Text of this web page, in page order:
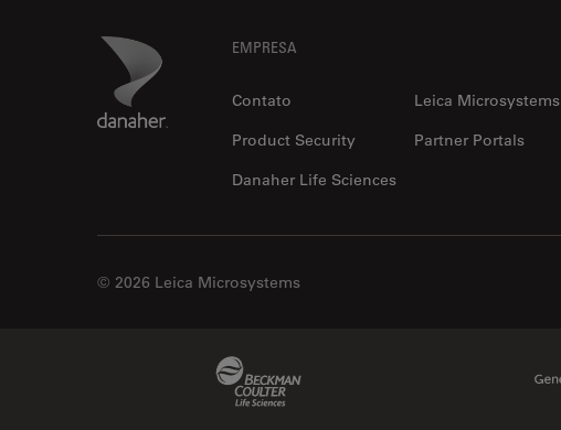
Danaher Logo EMPRESA
Contato
Leica Microsystems
Product Security
Partner Portals
Danaher Life Sciences
© 2026 Leica Microsystems